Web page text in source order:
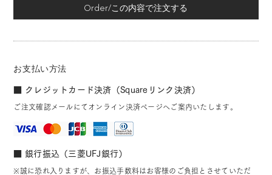
Order/この内容で注文する
お支払い方法
■ クレジットカード決済（Squareリンク決済）
ご注文確認メールにてオンライン決済ページへご案内いたします。
■ 銀行振込（三菱UFJ銀行）
※誠に恐れ入りますが、お振込手数料はお客様のご負担とさせていただ